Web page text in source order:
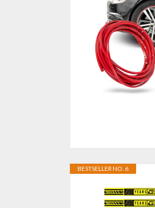
BESTSELLER NO. 6